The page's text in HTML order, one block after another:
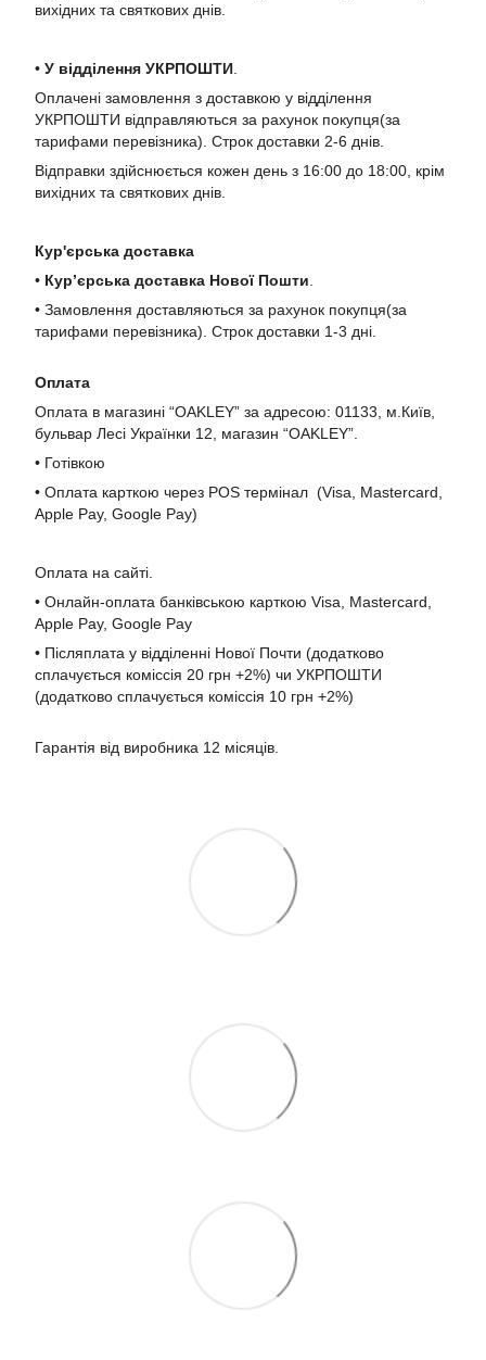
вихідних та святкових днів.
• У відділення УКРПОШТИ.
Оплачені замовлення з доставкою у відділення
УКРПОШТИ відправляються за рахунок покупця(за
тарифами перевізника). Строк доставки 2-6 днів.
Відправки здійснюється кожен день з 16:00 до 18:00, крім
вихідних та святкових днів.
Кур'єрська доставка
• Кур’єрська доставка Нової Пошти.
• Замовлення доставляються за рахунок покупця(за
тарифами перевізника). Строк доставки 1-3 дні.
Оплата
Оплата в магазині “OAKLEY” за адресою: 01133, м.Київ,
бульвар Лесі Українки 12, магазин “OAKLEY”.
• Готівкою
• Оплата карткою через POS термінал (Visa, Mastercard,
Apple Pay, Google Pay)
Оплата на сайті.
• Онлайн-оплата банківською карткою Visa, Mastercard,
Apple Pay, Google Pay
• Післяплата у відділенні Нової Почти (додатково
сплачується коміссія 20 грн +2%) чи УКРПОШТИ
(додатково сплачується коміссія 10 грн +2%)
Гарантія від виробника 12 місяців.